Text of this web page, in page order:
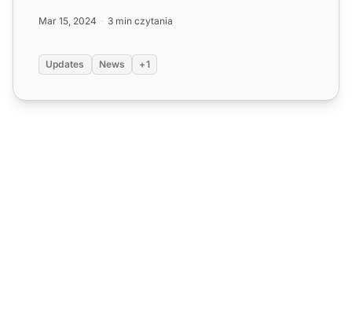
Mar 15, 2024 3 min czytania
Updates News +1